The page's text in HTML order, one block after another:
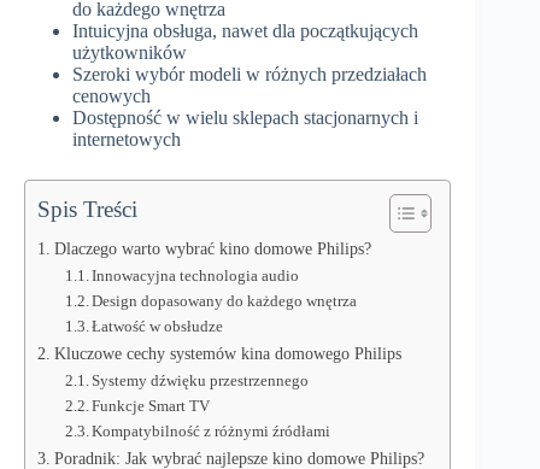
do każdego wnętrza
Intuicyjna obsługa, nawet dla początkujących
użytkowników
Szeroki wybór modeli w różnych przedziałach
cenowych
Dostępność w wielu sklepach stacjonarnych i
internetowych
Spis Treści
Dlaczego warto wybrać kino domowe Philips?
Innowacyjna technologia audio
Design dopasowany do każdego wnętrza
Łatwość w obsłudze
Kluczowe cechy systemów kina domowego Philips
Systemy dźwięku przestrzennego
Funkcje Smart TV
Kompatybilność z różnymi źródłami
Poradnik: Jak wybrać najlepsze kino domowe Philips?